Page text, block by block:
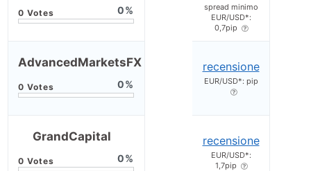
0
spread minimo
EUR/USD*:
0,7pip
AdvancedMarketsFX
0
recensione
EUR/USD*: pip
GrandCapital
0
recensione
EUR/USD*:
1,7pip